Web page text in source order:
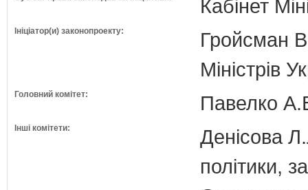
Кабінет
Ініціатор(и) законопроекту:
Гройсман
Міністрів
Головний комітет: Павелко
Інші комітети:
Денісова
політики,